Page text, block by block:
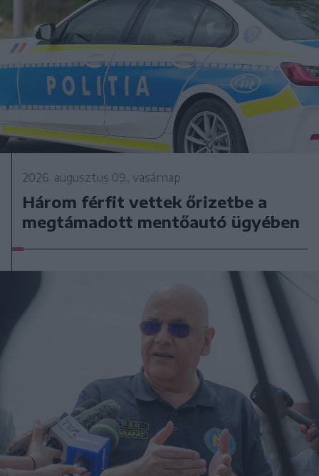
2026. augusztus 09., vasárnap
Három férfit vettek őrizetbe a
megtámadott mentőautó ügyében